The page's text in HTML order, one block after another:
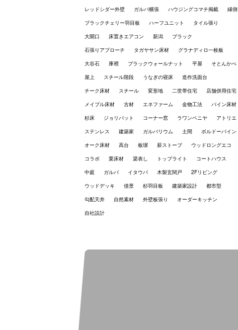
レッドシダー外壁
ガルバ横張 ハウジングコマチ掲載
縁側
ブラックチェリー羽目板
ハーフユニット
タイル張り
大開口
床置きエアコン 新潟
ブラック
石張りアプローチ
タガヤサン床材
グラナディロ一枚板
大谷石
庫裡 ブラックウォールナット 平屋
そとんかべ
屋上
スチール階段 うなぎの寝床
造作洗面台
チーク床材
スチール 変形地 二世帯住宅
店舗併用住宅
メイプル床材
古材 エネファーム 金物工法
パイン床材
杉床
ジョリパット コーナー窓 ラワンベニヤ
アトリエ
ステンレス
建築家 ガルバリウム 土間
ボルドーパイン
オーク床材
高台 板塀 薪ストーブ
ウッドロングエコ
コラボ
栗床材 梁表し トップライト
コートハウス
中庭
ガルバ イタウバ 木製玄関戸
2Fリビング
ウッドデッキ
借景 杉羽目板 建築家設計
都市型
勾配天井
自然素材 外壁板張り
オーダーキッチン
自社設計